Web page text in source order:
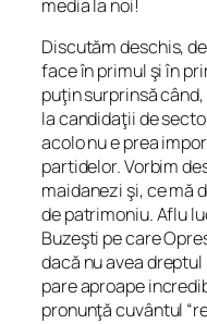
media la noi!
Discutăm deschis,
face în primul şi în
puţin surprinsă
la candidaţii de
acolo nu e prea
partidelor. Vorbim
maidanezi şi, ce mă
de patrimoniu. Aflu
Buzeşti pe care
dacă nu avea
pare aproape
pronunţă cuvântul